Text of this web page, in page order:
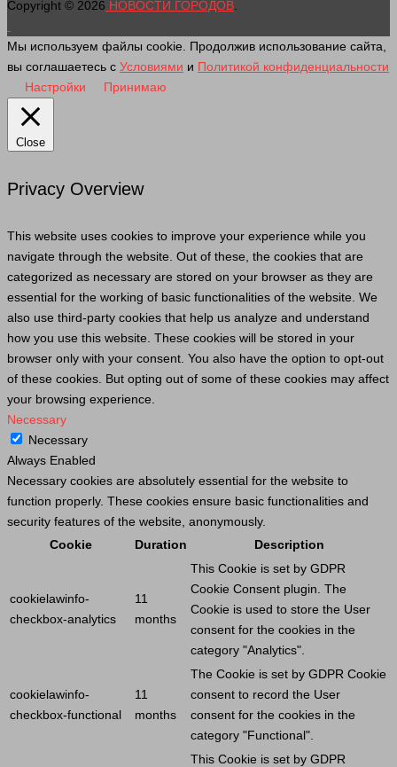
Copyright © 2026 НОВОСТИ ГОРОДОВ.
Мы используем файлы cookie. Продолжив использование сайта,
вы соглашаетесь с Условиями и Политикой конфиденциальности
Настройки
Принимаю
Close
Privacy Overview
This website uses cookies to improve your experience while you
navigate through the website. Out of these, the cookies that are
categorized as necessary are stored on your browser as they are
essential for the working of basic functionalities of the website. We
also use third-party cookies that help us analyze and understand
how you use this website. These cookies will be stored in your
browser only with your consent. You also have the option to opt-out
of these cookies. But opting out of some of these cookies may affect
your browsing experience.
Necessary
Necessary
Always Enabled
Necessary cookies are absolutely essential for the website to
function properly. These cookies ensure basic functionalities and
security features of the website, anonymously.
Cookie
Duration Description
cookielawinfo-
checkbox-analytics
11
months
This Cookie is set by GDPR
Cookie Consent plugin. The
Cookie is used to store the User
consent for the cookies in the
category "Analytics".
cookielawinfo-
checkbox-functional
11
months
The Cookie is set by GDPR Cookie
consent to record the User
consent for the cookies in the
category "Functional".
This Cookie is set by GDPR